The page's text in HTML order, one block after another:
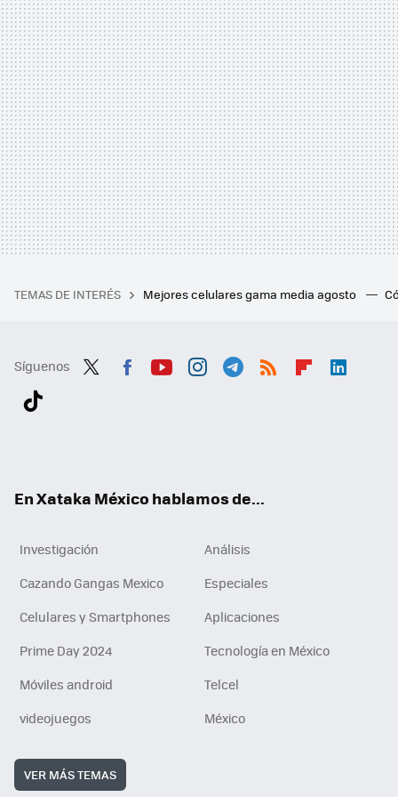
TEMAS DE INTERÉS Mejores celulares gama media agosto
Síguenos
En Xataka México hablamos de...
Investigación
Análisis
Cazando Gangas Mexico
Especiales
Celulares y Smartphones
Aplicaciones
Prime Day 2024
Tecnología en México
Móviles android
Telcel
videojuegos
México
VER MÁS TEMAS